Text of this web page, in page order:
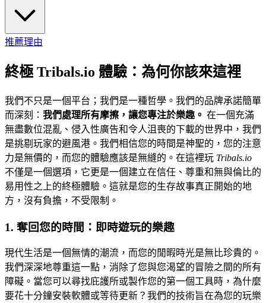
推薦理由
終極 Tribals.io 體驗：為何你該來這裡
我們不只是一個平台；我們是一種哲學。我們的品牌承諾簡單
而深刻： 我們處理所有摩擦，讓您專注於樂趣。 在一個充滿
無盡數位混亂、侵入性廣告和令人沮喪的下載的世界中，我們
是挑剔玩家的避風港。我們相信您的時間是神聖的，您的注意
力是無價的，而您的體驗應該是無縫的。在這裡玩 Tribals.io
不僅是一個選項，它更是一個建立在信任、尊重和無與倫比的
易用性之上的終極體驗。這就是您的生存故事真正開始的地
方，沒有負擔，不受限制。
1. 奪回您的時間：即時遊玩的樂趣
現代生活是一個無情的潮流，而您的閒暇時光是無比珍貴的。
我們深深地尊重這一點，消除了您與您渴望的冒險之間的所有
障礙。當您可以尋找庇護所或製作您的第一個工具時，為什麼
要花十分鐘安裝軟體或等待更新？我們的技術旨在為您的玩樂